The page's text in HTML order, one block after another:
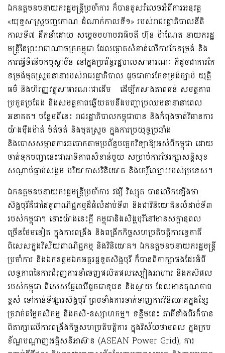
ឯកឧត្តមឧបនាយករដ្ឋមន្ត្រីប្រចាំការ ក៏បានគូសរំលេចអំពីការអនុវត្ត
«យុទ្ធសាស្ត្របញ្ចកោណ ដំណាក់កាលទី១» របស់រាជរដ្ឋាភិបាលនីតិ
កាលទី៧ ដឹកនាំដោយ សម្តេចមហាបវរធិបតី ហ៊ុន ម៉ាណែត នាយករដ្ឋ
មន្ត្រីនៃព្រះរាជាណាចក្រកម្ពុជា ដែលផ្តោតសំខាន់លើការកែទម្រង់ និង
ការធ្វើទំនើបកម្មស្ថាប័ន នៅក្នុងប្រព័ន្ធរដ្ឋបាលសាធារណៈ ក៏ដូចជាការកែ
ទម្រង់មុតស្រួចនានារបស់រាជរដ្ឋាភិបាល ដូចជាការកែទម្រង់ច្បាប់ យុត្តិ
ធម៌ និងហិរញ្ញវត្ថុសាធារណៈជាដើម ដើម្បីកសាងភាពធន់ សមត្ថភាព
ប្រកួតប្រជែង និងសមត្ថភាពឆ្លើយតបនឹងបញ្ហាប្រឈមនានានាពេល
អនាគត។ បន្ថែមពីនេះ រាជរដ្ឋាភិបាលកម្ពុជាបាន និងកំពុងចាត់វិធានការ
យ៉ាងម៉ឺងម៉ាត់ ម៉ត់ចត់ និងមុតស្រួច ក្នុងការប្រយុទ្ធប្រឆាំង
និងបោសសម្អាតការឆបោកតាមប្រព័ន្ធបច្ចេកវិទ្យាឱ្យអស់ពីកម្ពុជា ដោយ
ចាត់ទុកបញ្ហានេះជាអាទិភាពសំខាន់មួយ សម្រាប់ការថែរក្សាសន្តិសុខ
សណ្តាប់ធ្នាប់សង្គម បរិយាកាសវិនិយោគ និងកេរ្តិ៍ឈ្មោះរបស់ប្រទេស។
ឯកឧត្តមឧបនាយករដ្ឋមន្ត្រីប្រចាំការ វង្សី វិស្សុត បានលើកឡើងថា
សិង្ហបុរីគឺជាដៃគូពាណិជ្ជកម្មដ៏ធំលំដាប់ទី៣ និងជាវិនិយោគិនលំដាប់ទី៣
របស់កម្ពុជា។ ទោះយ៉ាងនេះក្តី កម្ពុជានិងសិង្ហបុរីនៅមានសក្តានុពល
ច្រើនថែមទៀត ក្នុងការពង្រឹង និងពង្រីកកិច្ចសហប្រតិបត្តិការទ្វេភាគី
ពិសេសក្នុងវិស័យពាណិជ្ជកម្ម និងវិនិយោគ។ ឯកឧត្តមឧបនាយករដ្ឋមន្ត្រី
ប្រចាំការ និងឯកឧត្តមឯកអគ្គរដ្ឋទូតសិង្ហបុរី ក៏បានពិភាក្សាផងដែរអំពី
លទ្ធភាពនៃការជំរុញការនាំចេញផលិតផលស្បៀងអាហារ និងកសិផល
របស់កម្ពុជា ពិសេសផ្លែឈើដូចជាទុរេន និងស្វាយ ដែលមានគុណភាព
ខ្ពស់ ទៅកាន់ទីផ្សារសិង្ហបុរី ព្រមទាំងការទាក់ទាញការវិនិយោគក្នុងខ្សែ
ច្រវាក់តម្លៃកសិកម្ម និងកសិ-ឧស្សាហកម្ម។ ទន្ទឹមនេះ ភាគីទាំងពីរក៏បាន
ពិភាក្សាលើការពង្រឹងកិច្ចសហប្រតិបត្តិការ ក្នុងវិស័យថាមពល ក្នុងក្រប
ខ័ណ្ឌបណ្តាញអគ្គិសនីអាស៊ាន (ASEAN Power Grid), ការ